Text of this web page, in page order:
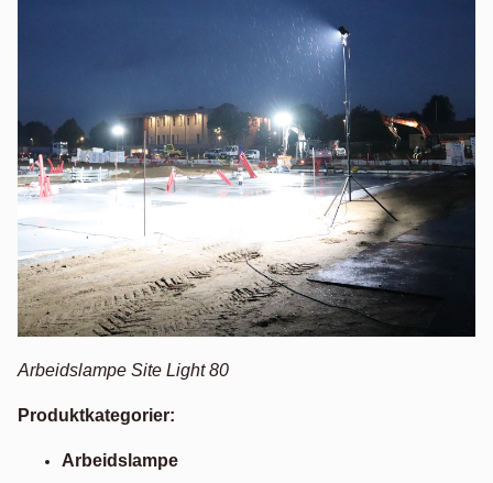
Arbeidslampe Site Light 80
Produktkategorier:
Arbeidslampe